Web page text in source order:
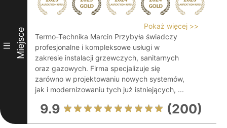
III Miejsce
Pokaż więcej >>
Termo-Technika Marcin Przybyła świadczy
profesjonalne i kompleksowe usługi w
zakresie instalacji grzewczych, sanitarnych
oraz gazowych. Firma specjalizuje się
zarówno w projektowaniu nowych systemów,
jak i modernizowaniu tych już istniejących, ...
9.9 (200)